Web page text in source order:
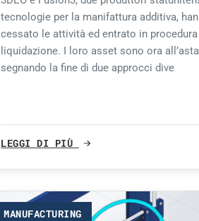
tecnologie per la manifattura additiva,
cessato le attività ed entrato in procedura
liquidazione. I loro asset sono ora
segnando la fine di due approcci dive
LEGGI DI PIÙ
MANUFACTURING